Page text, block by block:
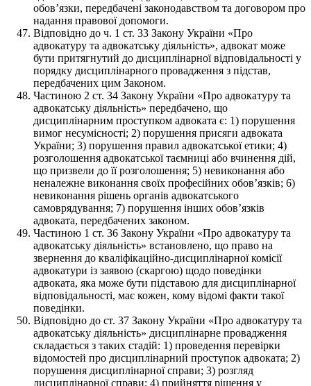
обов’язки, передбачені законодавством та договором про
надання правової допомоги.
Відповідно до ч. 1 ст. 33 Закону України «Про
адвокатуру та адвокатську діяльність», адвокат може
бути притягнутий до дисциплінарної відповідальності у
порядку дисциплінарного провадження з підстав,
передбачених цим Законом.
Частиною 2 ст. 34 Закону України «Про адвокатуру та
адвокатську діяльність» передбачено, що
дисциплінарним проступком адвоката є: 1) порушення
вимог несумісності; 2) порушення присяги адвоката
України; 3) порушення правил адвокатської етики; 4)
розголошення адвокатської таємниці або вчинення дій,
що призвели до її розголошення; 5) невиконання або
неналежне виконання своїх професійних обов’язків; 6)
невиконання рішень органів адвокатського
самоврядування; 7) порушення інших обов’язків
адвоката, передбачених законом.
Частиною 1 ст. 36 Закону України «Про адвокатуру та
адвокатську діяльність» встановлено, що право на
звернення до кваліфікаційно-дисциплінарної комісії
адвокатури із заявою (скаргою) щодо поведінки
адвоката, яка може бути підставою для дисциплінарної
відповідальності, має кожен, кому відомі факти такої
поведінки.
Відповідно до ст. 37 Закону України «Про адвокатуру та
адвокатську діяльність» дисциплінарне провадження
складається з таких стадій: 1) проведення перевірки
відомостей про дисциплінарний проступок адвоката; 2)
порушення дисциплінарної справи; 3) розгляд
дисциплінарної справи; 4) прийняття рішення у